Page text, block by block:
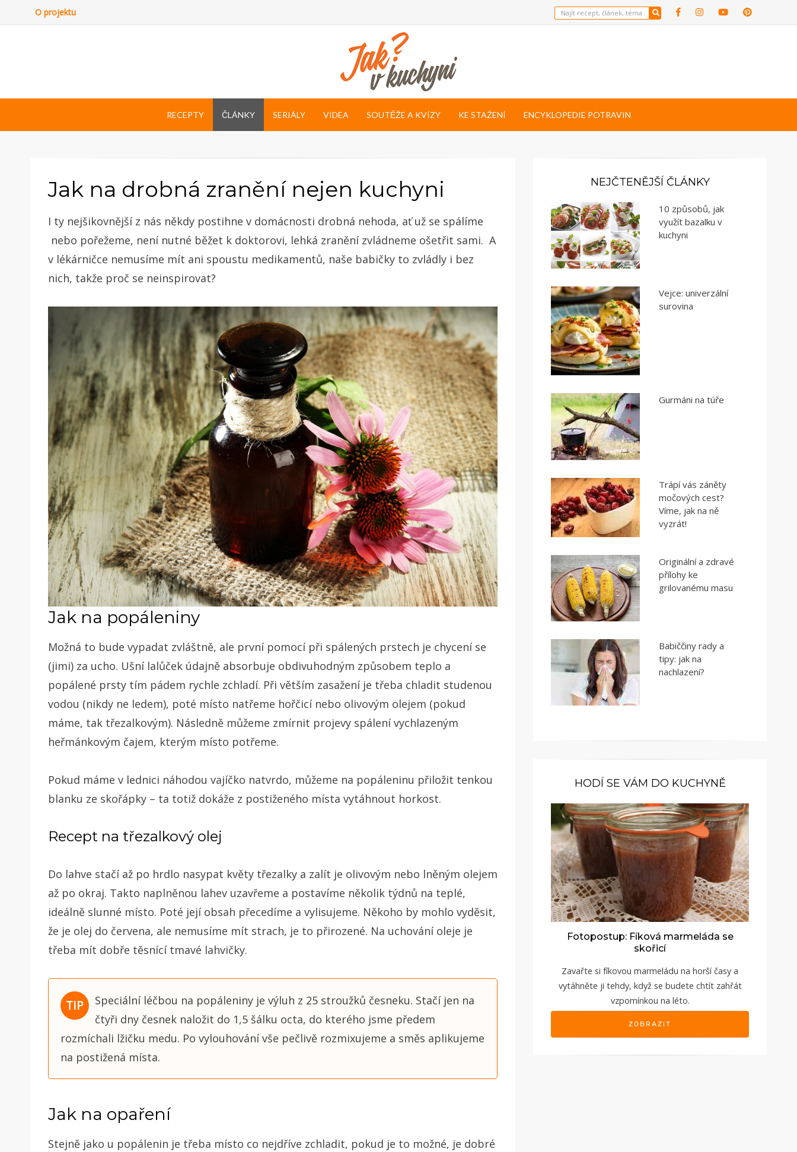
O projektu
RECEPTY ČLÁNKY SERIÁLY VIDEA SOUTĚŽE A KVÍZY KE STAŽENÍ ENCYKLOPEDIE POTRAVIN
Jak na drobná zranění nejen kuchyni
I ty nejšikovnější z nás někdy postihne v domácnosti drobná nehoda, ať už se spálíme
nebo pořežeme, není nutné běžet k doktorovi, lehká zranění zvládneme ošetřit sami. A
v lékárničce nemusíme mít ani spoustu medikamentů, naše babičky to zvládly i bez
nich, takže proč se neinspirovat?
Jak na popáleniny
Možná to bude vypadat zvláštně, ale první pomocí při spálených prstech je chycení se
(jimi) za ucho. Ušní lalůček údajně absorbuje obdivuhodným způsobem teplo a
popálené prsty tím pádem rychle zchladí. Při větším zasažení je třeba chladit studenou
vodou (nikdy ne ledem), poté místo natřeme hořčicí nebo olivovým olejem (pokud
máme, tak třezalkovým). Následně můžeme zmírnit projevy spálení vychlazeným
heřmánkovým čajem, kterým místo potřeme.
Pokud máme v lednici náhodou vajíčko natvrdo, můžeme na popáleninu přiložit tenkou
blanku ze skořápky – ta totiž dokáže z postiženého místa vytáhnout horkost.
Recept na třezalkový olej
Do lahve stačí až po hrdlo nasypat květy třezalky a zalít je olivovým nebo lněným olejem
až po okraj. Takto naplněnou lahev uzavřeme a postavíme několik týdnů na teplé,
ideálně slunné místo. Poté její obsah přecedíme a vylisujeme. Někoho by mohlo vyděsit,
že je olej do červena, ale nemusíme mít strach, je to přirozené. Na uchování oleje je
třeba mít dobře těsnící tmavé lahvičky.
Speciální léčbou na popáleniny je výluh z 25 stroužků česneku. Stačí jen na
čtyři dny česnek naložit do 1,5 šálku octa, do kterého jsme předem
rozmíchali lžičku medu. Po vylouhování vše pečlivě rozmixujeme a směs aplikujeme
na postižená místa.
Jak na opaření
Stejně jako u popálenin je třeba místo co nejdříve zchladit, pokud je to možné, je dobré
NEJČTENĚJŠÍ ČLÁNKY
10 způsobů, jak
využít bazalku v
kuchyni
Vejce: univerzální
surovina
Gurmáni na túře
Trápí vás záněty
močových cest?
Víme, jak na ně
vyzrát!
Originální a zdravé
přílohy ke
grilovanému masu
Babiččiny rady a
tipy: jak na
nachlazení?
HODÍ SE VÁM DO KUCHYNĚ
Fotopostup: Fíková marmeláda se
skořicí
Zavařte si fíkovou marmeládu na horší časy a
vytáhněte ji tehdy, když se budete chtít zahřát
vzpomínkou na léto.
ZOBRAZIT